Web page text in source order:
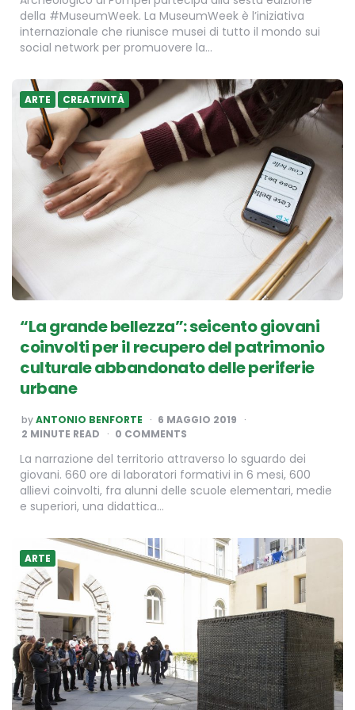
della #MuseumWeek. La MuseumWeek è l’iniziativa
internazionale che riunisce musei di tutto il mondo sui
social network per promuovere la…
ARTE CREATIVITÀ
“La grande bellezza”: seicento giovani
coinvolti per il recupero del patrimonio
culturale abbandonato delle periferie
urbane
POSTED
BY
byANTONIO BENFORTE
6 MAGGIO 2019
2 MINUTE READ 0 COMMENTS
La narrazione del territorio attraverso lo sguardo dei
giovani. 660 ore di laboratori formativi in 6 mesi, 600
allievi coinvolti, fra alunni delle scuole elementari, medie
e superiori, una didattica…
ARTE